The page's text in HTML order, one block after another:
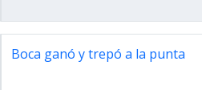
Boca ganó y trepó a la punta